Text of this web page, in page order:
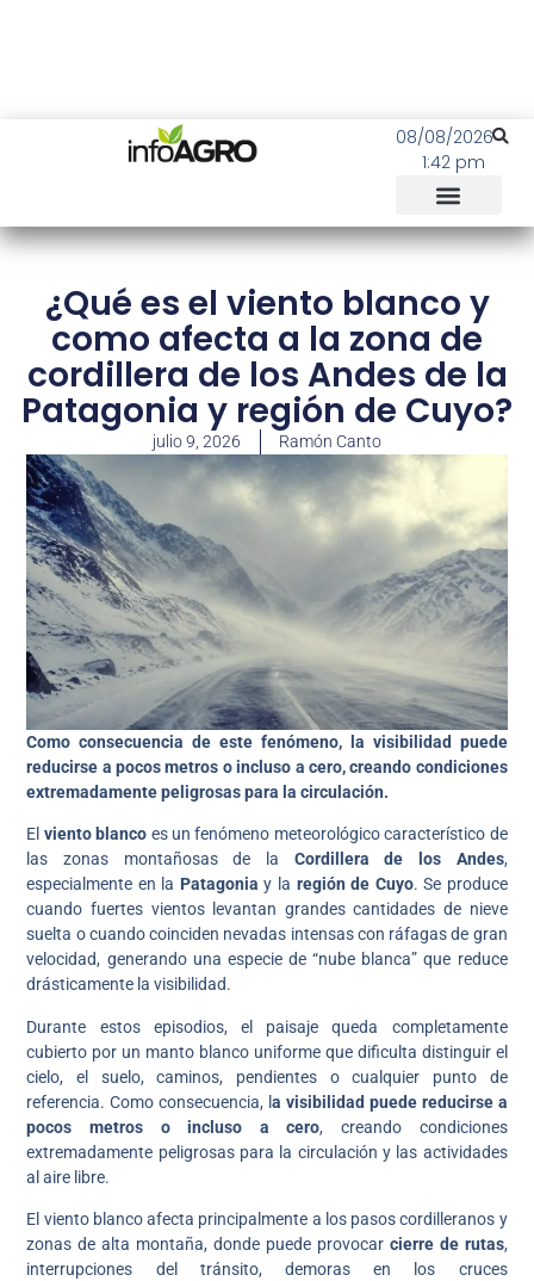
08/08/2026
1:42 pm
¿Qué es el viento blanco y
como afecta a la zona de
cordillera de los Andes de la
Patagonia y región de Cuyo?
julio 9, 2026 Ramón Canto
Como consecuencia de este fenómeno, la visibilidad puede
reducirse a pocos metros o incluso a cero, creando condiciones
extremadamente peligrosas para la circulación.
El viento blanco es un fenómeno meteorológico característico de
las zonas montañosas de la Cordillera de los Andes,
especialmente en la Patagonia y la región de Cuyo. Se produce
cuando fuertes vientos levantan grandes cantidades de nieve
suelta o cuando coinciden nevadas intensas con ráfagas de gran
velocidad, generando una especie de “nube blanca” que reduce
drásticamente la visibilidad.
Durante estos episodios, el paisaje queda completamente
cubierto por un manto blanco uniforme que dificulta distinguir el
cielo, el suelo, caminos, pendientes o cualquier punto de
referencia. Como consecuencia, la visibilidad puede reducirse a
pocos metros o incluso a cero, creando condiciones
extremadamente peligrosas para la circulación y las actividades
al aire libre.
El viento blanco afecta principalmente a los pasos cordilleranos y
zonas de alta montaña, donde puede provocar cierre de rutas,
interrupciones del tránsito, demoras en los cruces